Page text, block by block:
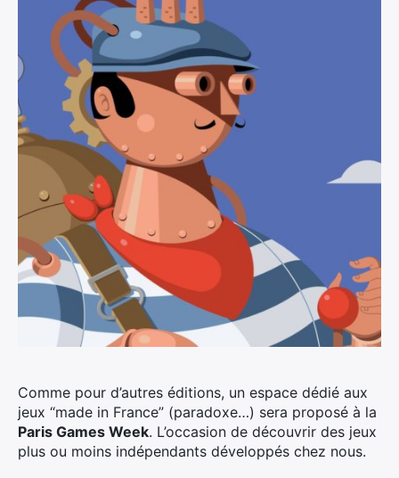
Comme pour d’autres éditions, un espace dédié aux
jeux “made in France” (paradoxe…) sera proposé à la
Paris Games Week. L’occasion de découvrir des jeux
plus ou moins indépendants développés chez nous.